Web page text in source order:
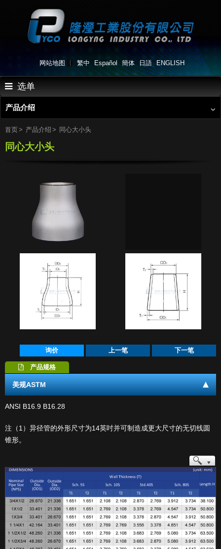
网站地图 繁中 Español 簡体 日語 ENGLISH
选单
首页
关于我们
产品介绍
最新消息
档案下载
联络我们
产品介绍
首页 产品介绍 同心大小头
同心大小头
询价 上一笔 下一笔
产品规格
美规ASTM
ANSI B16.9 B16.28
注（1）异径管的外形尺寸为14英吋并可制造成更大尺寸的无切线圆
锥形。